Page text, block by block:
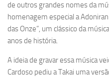
de outros grandes nomes da
homenagem especial a
das Onze”, um clássico da
anos de história.
A ideia de gravar essa música
Cardoso pediu a Takai uma